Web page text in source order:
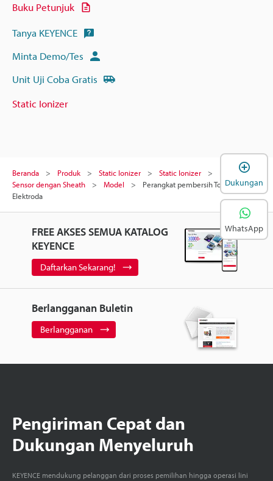
Buku Petunjuk
Tanya KEYENCE
Minta Demo/Tes
Unit Uji Coba Gratis
Static Ionizer
Beranda Produk Static Ionizer Static Ionizer
Pengion
Sensor dengan Sheath
Model
Perangkat pembersih Tongkat Uji
Elektroda
FREE AKSES SEMUA KATALOG
KEYENCE
Daftarkan Sekarang!
Berlangganan Buletin
Berlangganan
Pengiriman Cepat dan
Dukungan Menyeluruh
KEYENCE mendukung pelanggan dari proses pemilihan hingga operasi lini
Dukungan
WhatsApp